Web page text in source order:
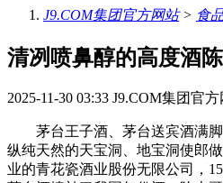
J9.COM集团官方网站> 食
清冽喷鼻醇的高度酒陈
2025-11-30 03:33 J9.COM集团官方
茅台王子酒、茅台送宾酒满脚
纵纯天然的天宝洞、地宝洞使郎
业的青花瓷酒业股份无限公司，